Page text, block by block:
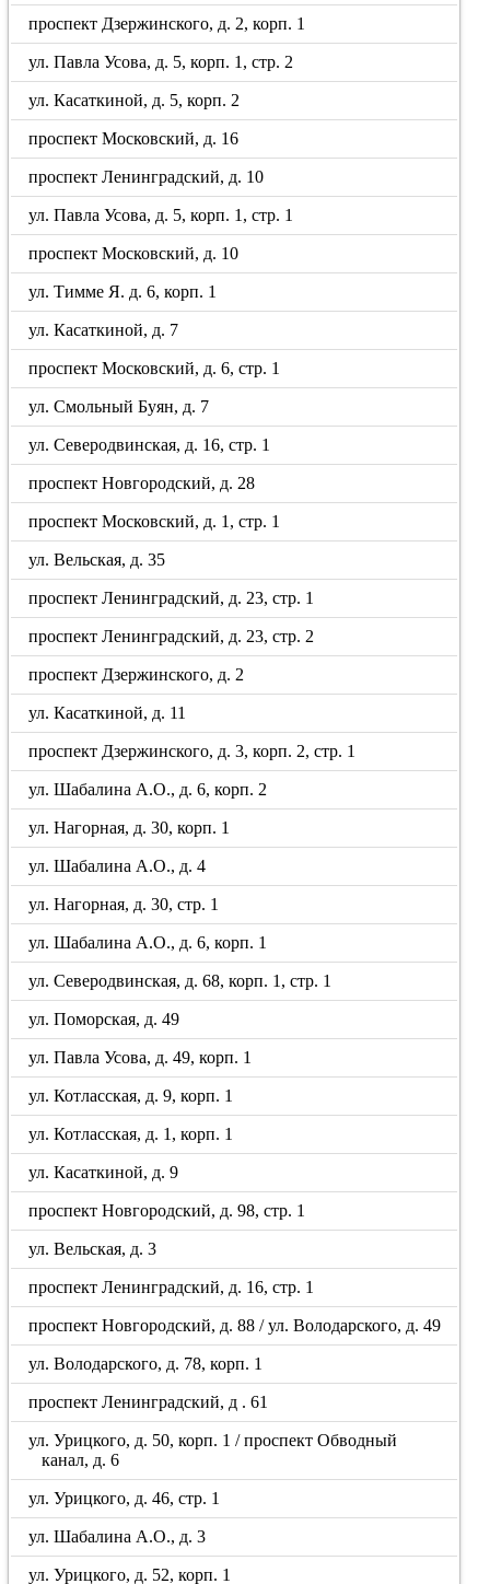
проспект Дзержинского, д. 2, корп. 1
ул. Павла Усова, д. 5, корп. 1, стр. 2
ул. Касаткиной, д. 5, корп. 2
проспект Московский, д. 16
проспект Ленинградский, д. 10
ул. Павла Усова, д. 5, корп. 1, стр. 1
проспект Московский, д. 10
ул. Тимме Я. д. 6, корп. 1
ул. Касаткиной, д. 7
проспект Московский, д. 6, стр. 1
ул. Смольный Буян, д. 7
ул. Северодвинская, д. 16, стр. 1
проспект Новгородский, д. 28
проспект Московский, д. 1, стр. 1
ул. Вельская, д. 35
проспект Ленинградский, д. 23, стр. 1
проспект Ленинградский, д. 23, стр. 2
проспект Дзержинского, д. 2
ул. Касаткиной, д. 11
проспект Дзержинского, д. 3, корп. 2, стр. 1
ул. Шабалина А.О., д. 6, корп. 2
ул. Нагорная, д. 30, корп. 1
ул. Шабалина А.О., д. 4
ул. Нагорная, д. 30, стр. 1
ул. Шабалина А.О., д. 6, корп. 1
ул. Северодвинская, д. 68, корп. 1, стр. 1
ул. Поморская, д. 49
ул. Павла Усова, д. 49, корп. 1
ул. Котласская, д. 9, корп. 1
ул. Котласская, д. 1, корп. 1
ул. Касаткиной, д. 9
проспект Новгородский, д. 98, стр. 1
ул. Вельская, д. 3
проспект Ленинградский, д. 16, стр. 1
проспект Новгородский, д. 88 / ул. Володарского, д. 49
ул. Володарского, д. 78, корп. 1
проспект Ленинградский, д . 61
ул. Урицкого, д. 50, корп. 1 / проспект Обводный
канал, д. 6
ул. Урицкого, д. 46, стр. 1
ул. Шабалина А.О., д. 3
ул. Урицкого, д. 52, корп. 1